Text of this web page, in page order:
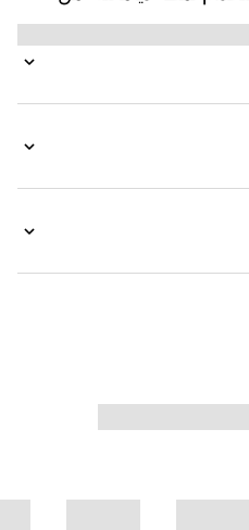
وقطع المجوهرات.
ولمجموعة خريف وشتاء 2025 للنساء، تغيّر الغرض من
جديداً، وهو يذكّر